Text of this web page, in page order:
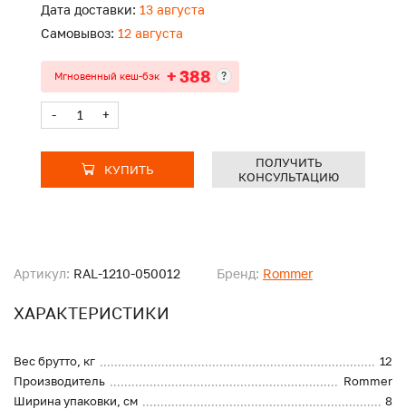
Артикул: RAL-1210-050012 Бренд: Rommer
ХАРАКТЕРИСТИКИ
Вес брутто, кг
12
Производитель
Rommer
Ширина упаковки, см
8
Дата доставки: 13 августа
Самовывоз: 12 августа
Мгновенный кеш-бэк + 388 ?
- +
КУПИТЬ
ПОЛУЧИТЬ
КОНСУЛЬТАЦИЮ